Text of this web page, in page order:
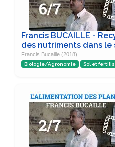
Francis BUCAILLE -
des nutriments dans
Francis Bucaille (2018)
Biologie/Agronomie Sol et